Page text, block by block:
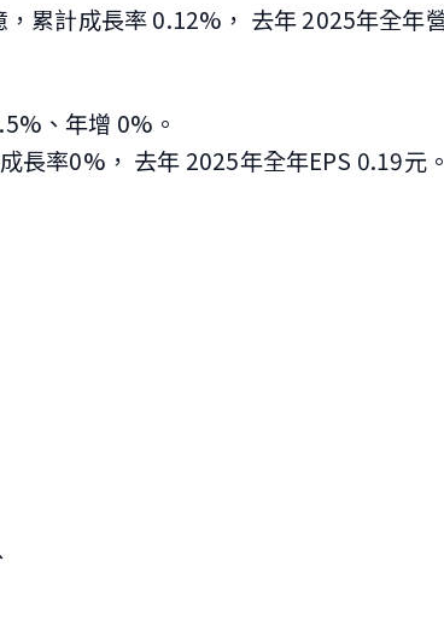
累計成長率 0.12%， 去年 2025年全年
、年增 0%。
長率0%， 去年 2025年全年EPS 0.19元。